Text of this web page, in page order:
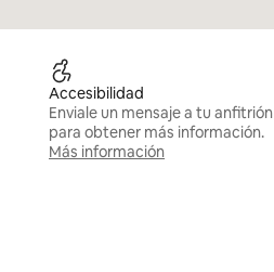
Accesibilidad
Enviale un mensaje a tu anfitrión
para obtener más información.
Más información